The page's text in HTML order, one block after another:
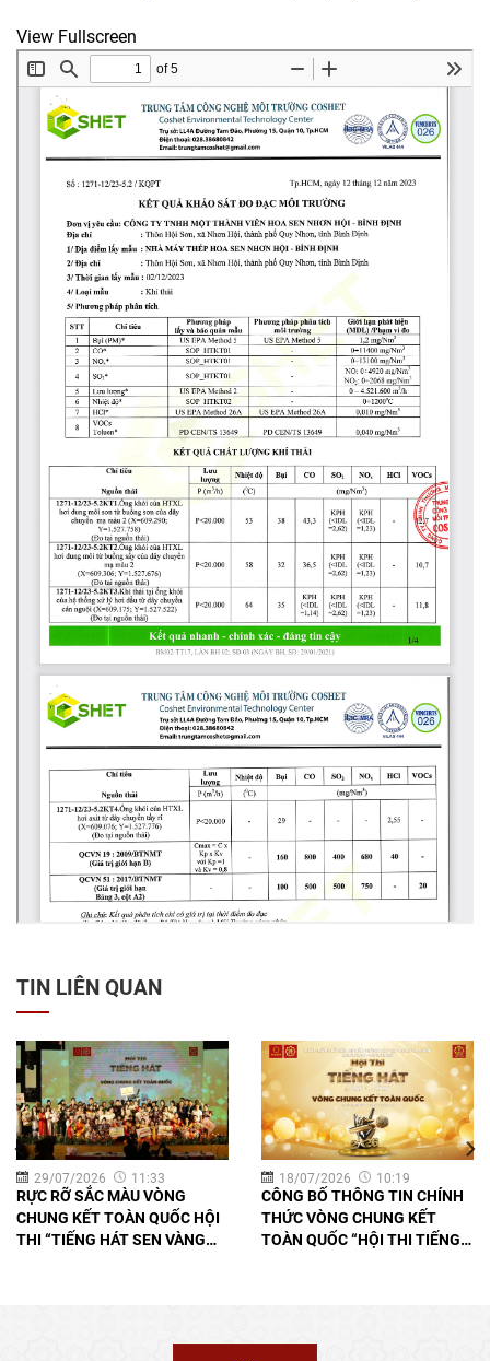
View Fullscreen
TIN LIÊN QUAN
29/07/2026 11:33
RỰC RỠ SẮC MÀU VÒNG
CHUNG KẾT TOÀN QUỐC HỘI
THI “TIẾNG HÁT SEN VÀNG
18/07/2026 10:19
CÔNG BỐ THÔNG TIN CHÍNH
THỨC VÒNG CHUNG KẾT
TOÀN QUỐC “HỘI THI TIẾNG